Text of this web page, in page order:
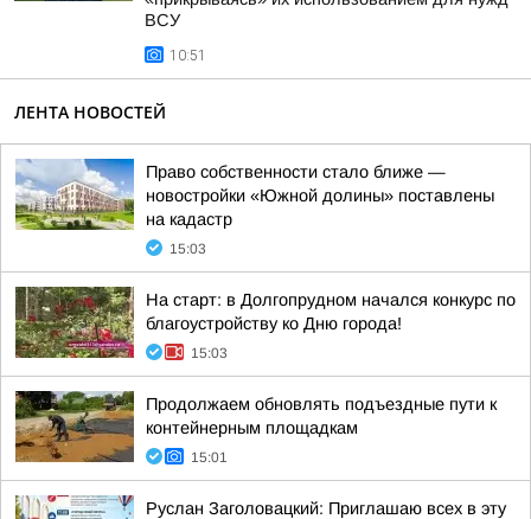
ВСУ
10:51
ЛЕНТА НОВОСТЕЙ
Право собственности стало ближе —
новостройки «Южной долины» поставлены
на кадастр
15:03
На старт: в Долгопрудном начался конкурс по
благоустройству ко Дню города!
15:03
Продолжаем обновлять подъездные пути к
контейнерным площадкам
15:01
Руслан Заголовацкий: Приглашаю всех в эту